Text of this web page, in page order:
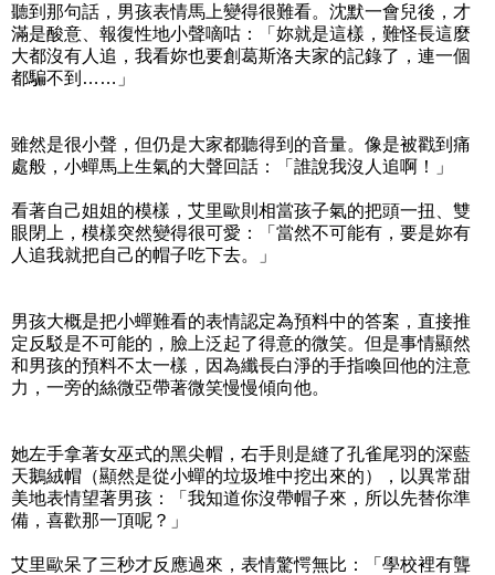
聽到那句話，男孩表情馬上變得很難看。沈默一會兒後，才
滿是酸意、報復性地小聲嘀咕：「妳就是這樣，難怪長這麼
大都沒有人追，我看妳也要創葛斯洛夫家的記錄了，連一個
都騙不到……」
雖然是很小聲，但仍是大家都聽得到的音量。像是被戳到痛
處般，小蟬馬上生氣的大聲回話：「誰說我沒人追啊！」
看著自己姐姐的模樣，艾里歐則相當孩子氣的把頭一扭、雙
眼閉上，模樣突然變得很可愛：「當然不可能有，要是妳有
人追我就把自己的帽子吃下去。」
男孩大概是把小蟬難看的表情認定為預料中的答案，直接推
定反駁是不可能的，臉上泛起了得意的微笑。但是事情顯然
和男孩的預料不太一樣，因為纖長白淨的手指喚回他的注意
力，一旁的絲微亞帶著微笑慢慢傾向他。
她左手拿著女巫式的黑尖帽，右手則是縫了孔雀尾羽的深藍
天鵝絨帽（顯然是從小蟬的垃圾堆中挖出來的），以異常甜
美地表情望著男孩：「我知道你沒帶帽子來，所以先替你準
備，喜歡那一頂呢？」
艾里歐呆了三秒才反應過來，表情驚愕無比：「學校裡有聾